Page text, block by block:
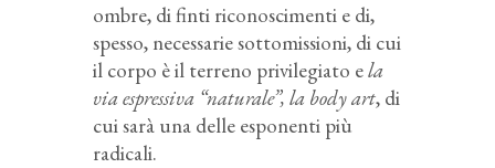
ombre, di finti riconoscimenti e di,
spesso, necessarie sottomissioni, di cui
il corpo è il terreno privilegiato ela
via espressiva “naturale”, la body art, di
cui sarà una delle esponenti più
radicali.